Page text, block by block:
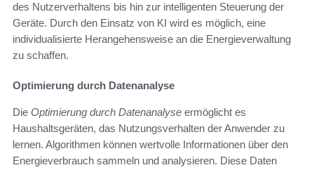
des Nutzerverhaltens bis hin zur intelligenten Steuerung der
Geräte. Durch den Einsatz von KI wird es möglich, eine
individualisierte Herangehensweise an die Energieverwaltung
zu schaffen.
Optimierung durch Datenanalyse
Die Optimierung durch Datenanalyse ermöglicht es
Haushaltsgeräten, das Nutzungsverhalten der Anwender zu
lernen. Algorithmen können wertvolle Informationen über den
Energieverbrauch sammeln und analysieren. Diese Daten